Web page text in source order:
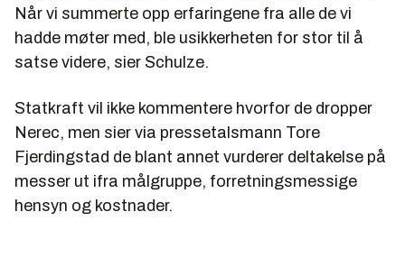
Når vi summerte opp erfaringene fra alle de vi
hadde møter med, ble usikkerheten for stor til å
satse videre, sier Schulze.
Statkraft vil ikke kommentere hvorfor de dropper
Nerec, men sier via pressetalsmann Tore
Fjerdingstad de blant annet vurderer deltakelse på
messer ut ifra målgruppe, forretningsmessige
hensyn og kostnader.